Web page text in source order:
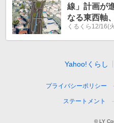
線」計画が
なる東西軸
気になる道
くるくら 12/16(
Yahoo!くらし
プライバシーポリシー
ステートメント
© LY